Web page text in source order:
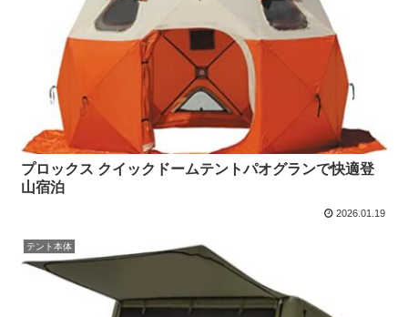
プロックス クイックドームテントパオグランで快適登
山宿泊
2026.01.19
テント本体